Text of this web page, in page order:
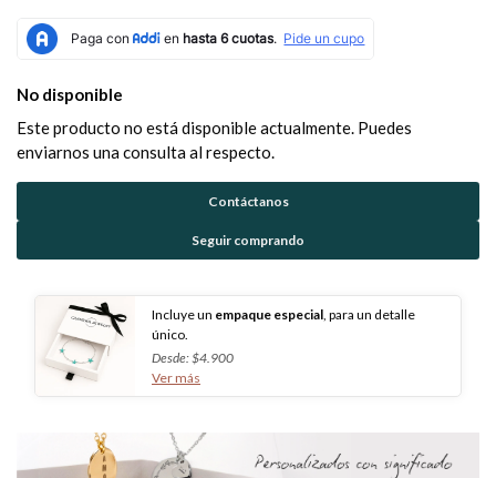
No disponible
Este producto no está disponible actualmente. Puedes
enviarnos una consulta al respecto.
Contáctanos
Seguir comprando
Incluye un empaque especial , para un detalle
único.
Desde: $4.900
Ver más